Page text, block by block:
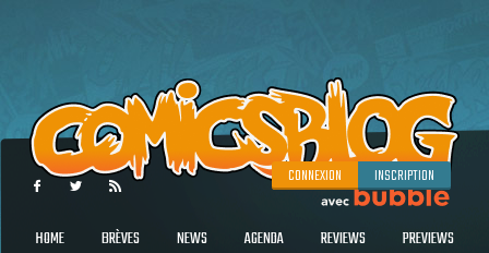
CONNEXION INSCRIPTION
HOME BRÈVES NEWS AGENDA REVIEWS PREVIEWS